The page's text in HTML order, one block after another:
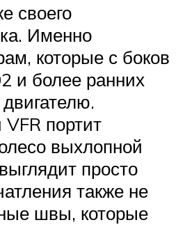
своего
Именно
которые с боков
и более ранних
портит
выхлопной
просто
также не
швы, которые